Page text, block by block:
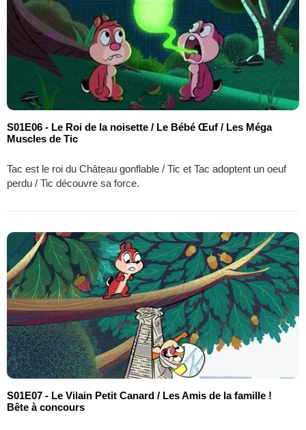
S01E06 - Le Roi de la noisette / Le Bébé Œuf / Les Méga
Muscles de Tic
Tac est le roi du Château gonflable / Tic et Tac adoptent un oeuf
perdu / Tic découvre sa force.
S01E07 - Le Vilain Petit Canard / Les Amis de la famille !
Bête à concours